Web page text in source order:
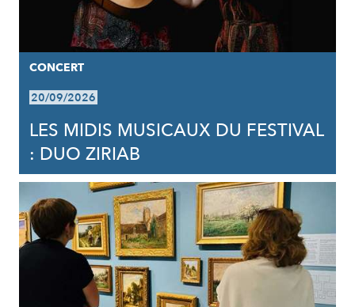
CONCERT
20/09/2026
LES MIDIS MUSICAUX DU FESTIVAL
: DUO ZIRIAB